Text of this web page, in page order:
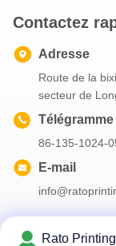
Contactez
Adresse
Route de la
secteur de
Télégramme
86-135-1024-
E-mail
Rato Printing